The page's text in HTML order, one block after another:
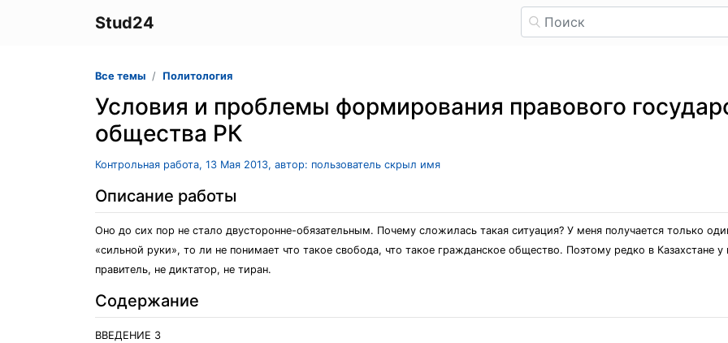
Stud24
Все темы Политология
Условия и проблемы формирования правового
общества РК
Контрольная работа, 13 Мая 2013, автор: пользователь скрыл имя
Описание работы
Оно до сих пор не стало двусторонне-обязательным. Почему сложилась такая ситуация? У меня получается только
«сильной руки», то ли не понимает что такое свобода, что такое гражданское общество. Поэтому редко в Казахстане
правитель, не диктатор, не тиран.
Содержание
ВВЕДЕНИЕ 3